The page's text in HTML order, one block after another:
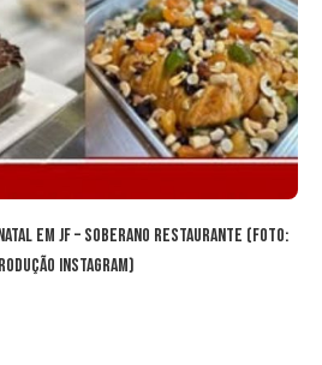
em JF – Soberano Restaurante (Foto:
Instagram)